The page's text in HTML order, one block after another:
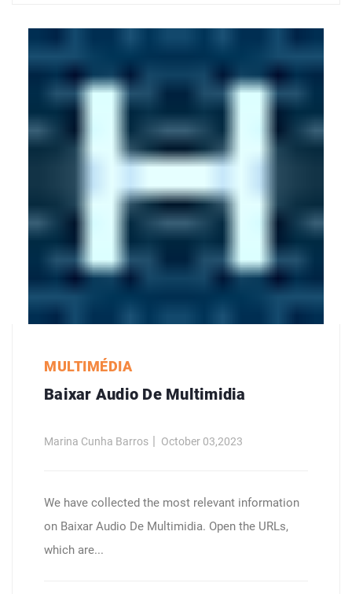
MULTIMÉDIA
Baixar Audio De Multimidia
Marina Cunha Barros October 03,2023
We have collected the most relevant information
on Baixar Audio De Multimidia. Open the URLs,
which are...